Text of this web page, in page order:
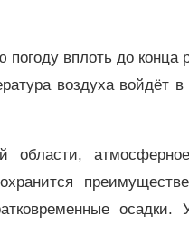
вплоть до конца
воздуха войдёт в
области,
осадки.